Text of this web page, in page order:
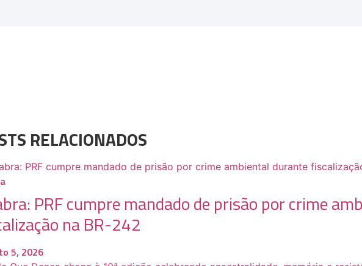
RELACIONADOS
PRF cumpre mandado de prisão por crime
na BR-242
5, 2026